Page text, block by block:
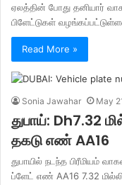
ஏலத்தின் போது தனியார்
பிளேட்டுகள்
Read More »
Sonia Jawahar May
துபாய்: Dh7.32
தகடு எண் AA16
துபாயில் நடந்த பிரீமியம்
ப்ளேட் எண் AA16 7.32